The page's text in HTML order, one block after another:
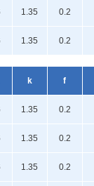
1.35 0.2
1.35 0.2
k f
1.35 0.2
1.35 0.2
1.35 0.2